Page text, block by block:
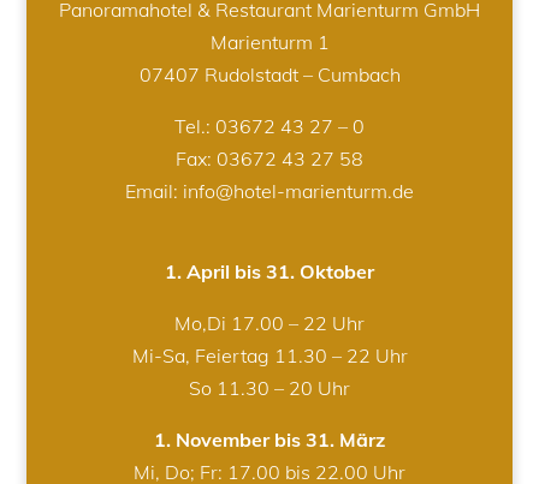
Panoramahotel & Restaurant Marienturm GmbH
Marienturm 1
07407 Rudolstadt – Cumbach
Tel.: 03672 43 27 – 0
Fax: 03672 43 27 58
Email: info@hotel-marienturm.de
1. April bis 31. Oktober
Mo,Di 17.00 – 22 Uhr
Mi-Sa, Feiertag 11.30 – 22 Uhr
So 11.30 – 20 Uhr
1. November bis 31. März
Mi, Do; Fr: 17.00 bis 22.00 Uhr